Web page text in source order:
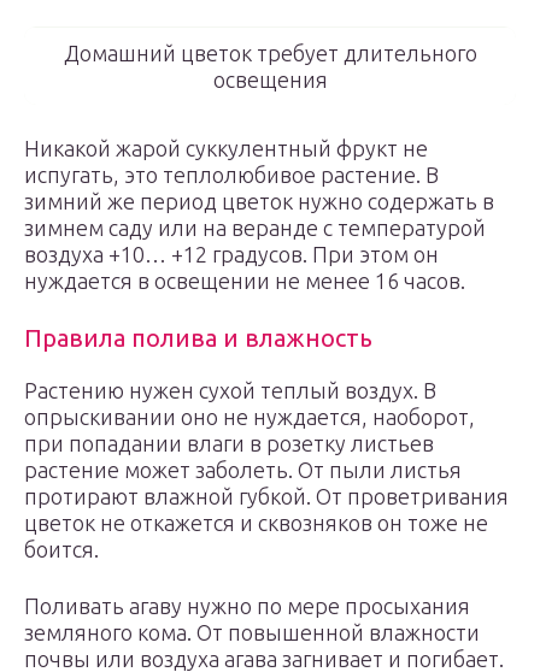
Домашний цветок требует длительного
освещения
Никакой жарой суккулентный фрукт не
испугать, это теплолюбивое растение. В
зимний же период цветок нужно содержать в
зимнем саду или на веранде с температурой
воздуха +10… +12 градусов. При этом он
нуждается в освещении не менее 16 часов.
Правила полива и влажность
Растению нужен сухой теплый воздух. В
опрыскивании оно не нуждается, наоборот,
при попадании влаги в розетку листьев
растение может заболеть. От пыли листья
протирают влажной губкой. От проветривания
цветок не откажется и сквозняков он тоже не
боится.
Поливать агаву нужно по мере просыхания
земляного кома. От повышенной влажности
почвы или воздуха агава загнивает и погибает.